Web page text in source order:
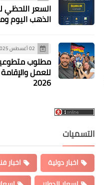
السعر اللحظي
الذهب اليوم
02 أغسطس 2025
مطلوب
للعمل
2026
التسميات
اخبار دولية اخبار